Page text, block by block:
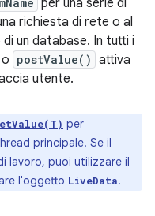
per una serie di
richiesta di rete o al
un database. In tutti i
o postValue() attiva
utente.
per
principale. Se il
lavoro, puoi utilizzare il
l'oggetto LiveData.